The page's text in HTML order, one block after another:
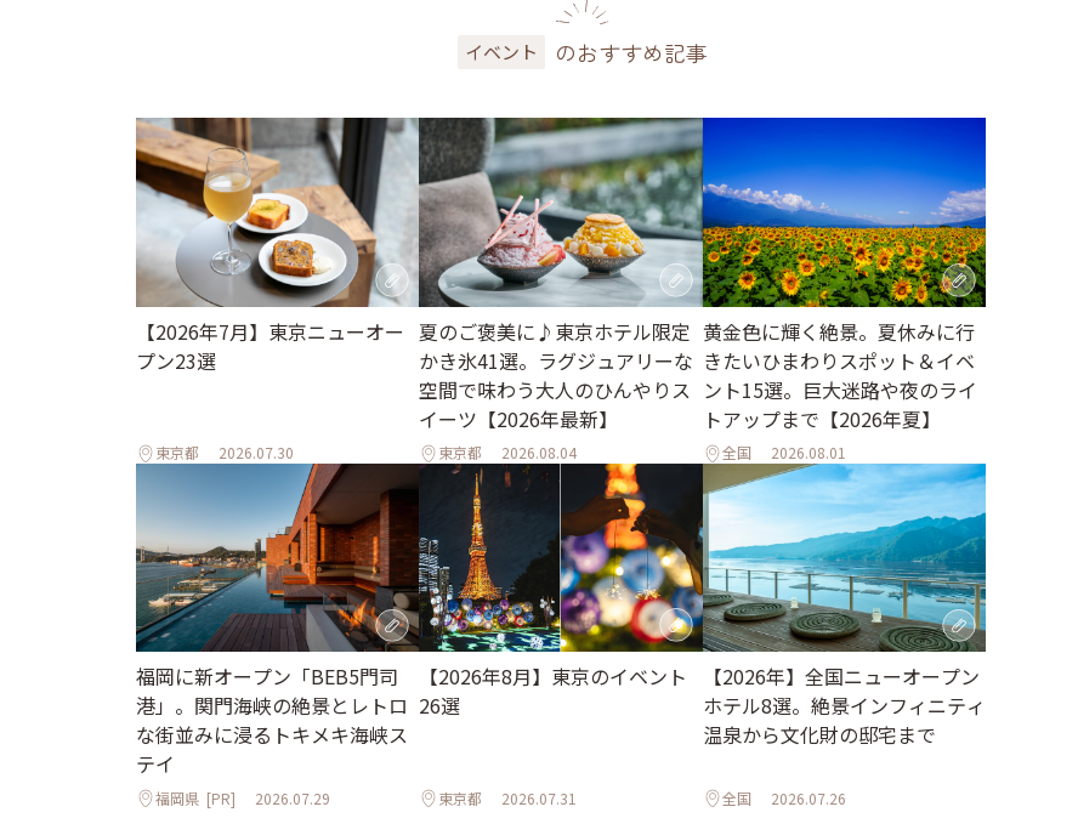
イベント のおすすめ記事
【2026年7月】東京ニューオー
プン23選
東京都 2026.07.30
夏のご褒美に♪東京ホテル限定
かき氷41選。ラグジュアリーな
空間で味わう大人のひんやりス
イーツ【2026年最新】
東京都 2026.08.04
黄金色に輝く絶景。夏休みに行
きたいひまわりスポット＆イベ
ント15選。巨大迷路や夜のライ
トアップまで【2026年夏】
全国 2026.08.01
福岡に新オープン「BEB5門司
港」。関門海峡の絶景とレトロ
な街並みに浸るトキメキ海峡ス
テイ
福岡県 [PR] 2026.07.29
【2026年8月】東京のイベント
26選
東京都 2026.07.31
【2026年】全国ニューオープン
ホテル8選。絶景インフィニティ
温泉から文化財の邸宅まで
全国 2026.07.26